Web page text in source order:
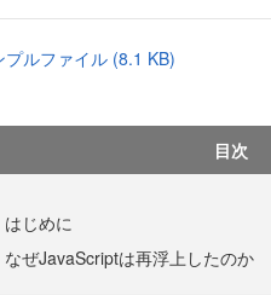
プルファイル (8.1 KB)
目次
はじめに
なぜJavaScriptは再浮上したのか